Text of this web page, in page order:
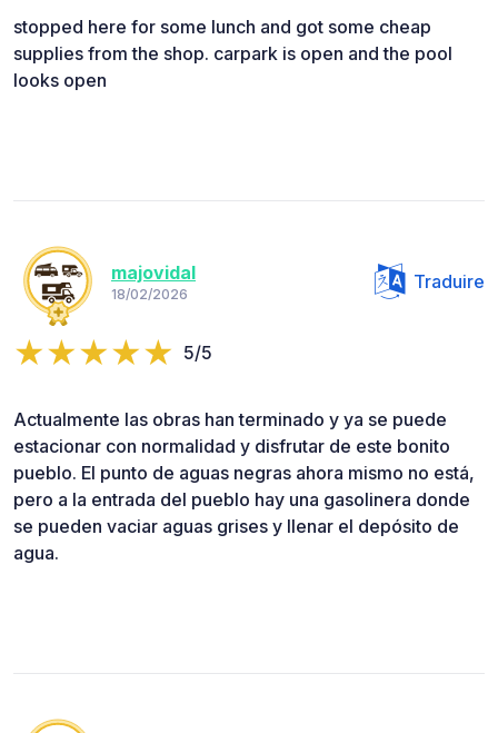
stopped here for some lunch and got some cheap
supplies from the shop. carpark is open and the pool
looks open
majovidal
18/02/2026
Traduire
5/5
Actualmente las obras han terminado y ya se puede
estacionar con normalidad y disfrutar de este bonito
pueblo. El punto de aguas negras ahora mismo no está,
pero a la entrada del pueblo hay una gasolinera donde
se pueden vaciar aguas grises y llenar el depósito de
agua.